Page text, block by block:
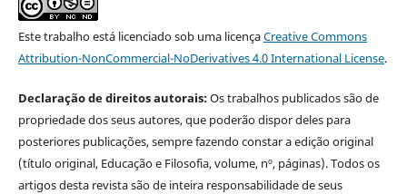
Este trabalho está licenciado sob uma licençaCreative Commons
Attribution-NonCommercial-NoDerivatives 4.0 International License.
Declaração de direitos autorais:Os trabalhos publicados são de
propriedade dos seus autores, que poderão dispor deles para
posteriores publicações, sempre fazendo constar a edição original
(título original, Educação e Filosofia, volume, nº, páginas). Todos os
artigos desta revista são de inteira responsabilidade de seus